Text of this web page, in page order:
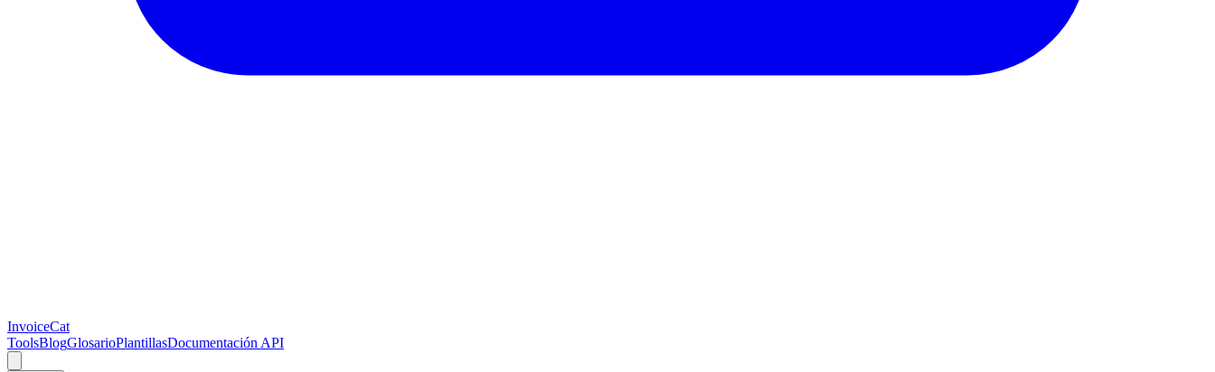
InvoiceCat
ToolsBlogGlosarioPlantillasDocumentación API